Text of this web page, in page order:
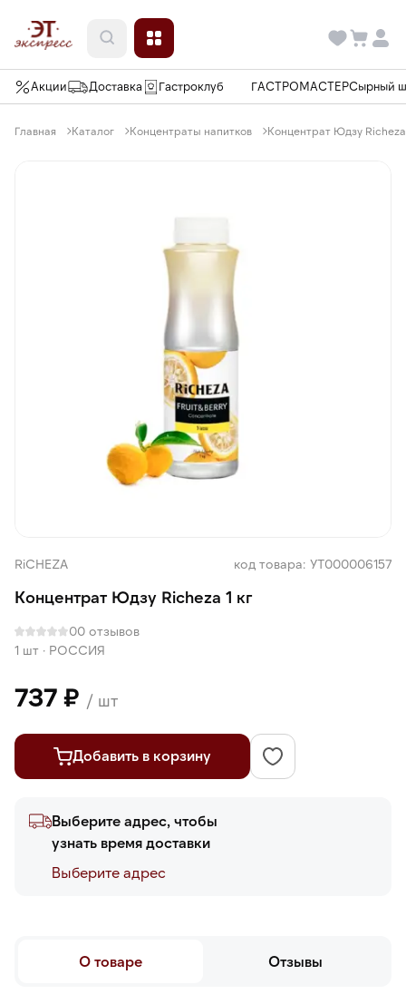
Акции Доставка Гастроклуб ГАСТРОМАСТЕРСырный
Главная Каталог Концентраты напитков Концентрат Юдзу Richeza
RiCHEZA код товара: УТ000006157
Концентрат Юдзу Richeza 1 кг
00 отзывов
1 шт · РОССИЯ
737 ₽ / шт
Добавить в корзину
Выберите адрес, чтобы
узнать время доставки
Выберите адреc
О товаре Отзывы